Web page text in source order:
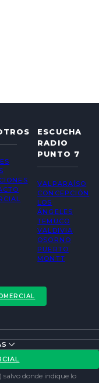
ESCUCHA
RADIO
PUNTO 7
VALPARAÍSO
CONCEPCIÓN
LOS
ÁNGELES
TEMUCO
VALDIVIA
OSORNO
PUERTO
MONTT
donde indique lo